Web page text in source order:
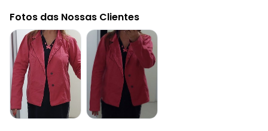
Modelagem: Solto
Modelo: Reto
Comprimento da manga: Longa
Decote frente: Com gola
Complemento: Recorte anatômico
Fechamento: Botões
Tecido: Jeans
Composição: 78,5% algodão 19,5% poliéster 2% elastano
Histórico de preços
Fotos das Nossas Clientes